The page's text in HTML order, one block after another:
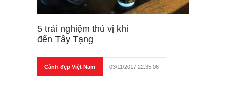
5 trải nghiệm thú vị khi
đến Tây Tạng
Cảnh đẹp Việt Nam 03/11/2017 22:35:06